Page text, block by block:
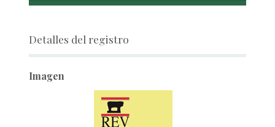
Detalles del registro
Imagen